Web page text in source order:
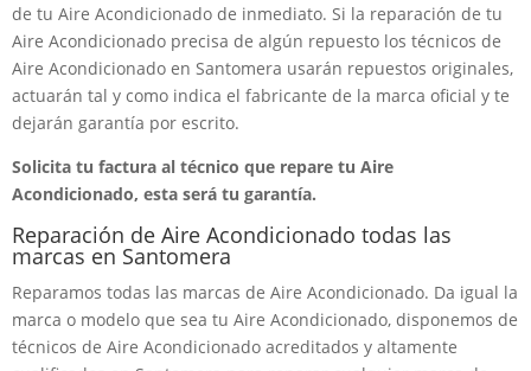
de tu Aire Acondicionado de inmediato. Si la reparación de tu
Aire Acondicionado precisa de algún repuesto los técnicos de
Aire Acondicionado en Santomera usarán repuestos originales,
actuarán tal y como indica el fabricante de la marca oficial y te
dejarán garantía por escrito.
Solicita tu factura al técnico que repare tu Aire
Acondicionado, esta será tu garantía.
Reparación de Aire Acondicionado todas las
marcas en Santomera
Reparamos todas las marcas de Aire Acondicionado. Da igual la
marca o modelo que sea tu Aire Acondicionado, disponemos de
técnicos de Aire Acondicionado acreditados y altamente